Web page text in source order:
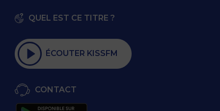
QUEL EST CE TITRE ?
ÉCOUTER KISSFM
CONTACT